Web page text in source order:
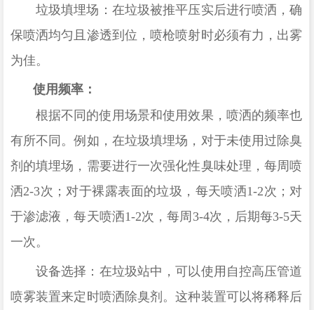
‌垃圾填埋场‌：在垃圾被推平压实后进行喷洒，确
保喷洒均匀且渗透到位，喷枪喷射时必须有力，出雾
为佳‌。
使用频率‌：
根据不同的使用场景和使用效果，喷洒的频率也
有所不同。例如，在垃圾填埋场，对于未使用过除臭
剂的填埋场，需要进行一次强化性臭味处理，每周喷
洒2-3次；对于裸露表面的垃圾，每天喷洒1-2次；对
于渗滤液，每天喷洒1-2次，每周3-4次，后期每3-5天
一次‌。
‌设备选择‌：在垃圾站中，可以使用自控高压管道
喷雾装置来定时喷洒除臭剂。这种装置可以将稀释后